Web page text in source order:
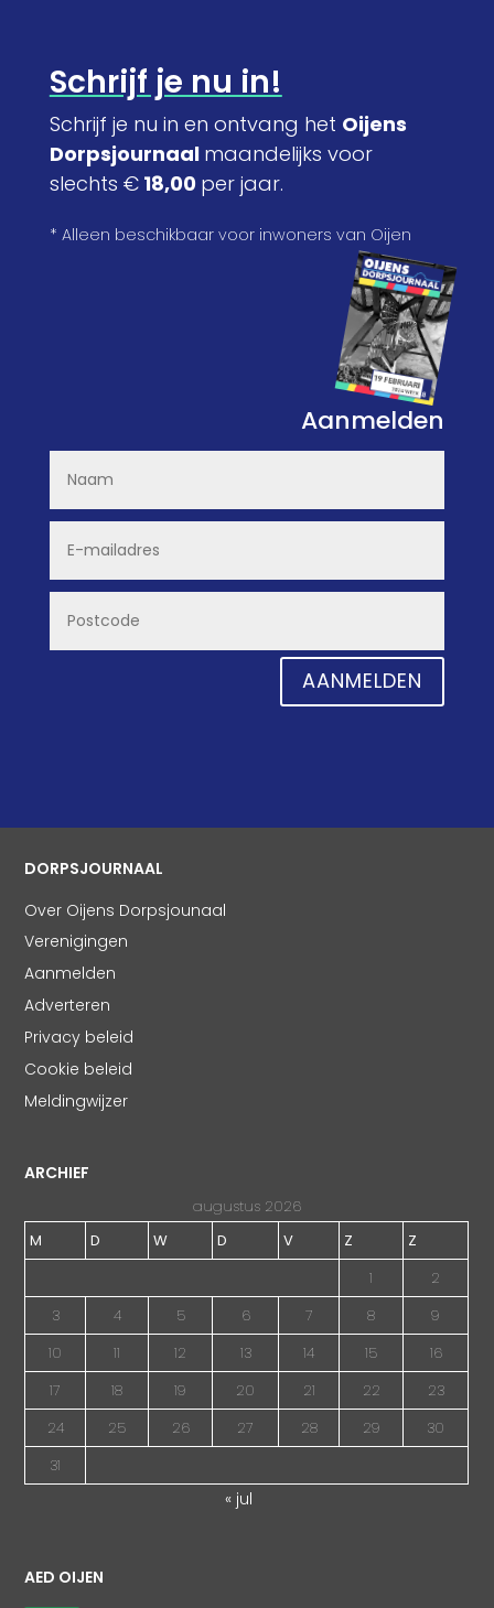
Schrijf je nu in!
Schrijf je nu in en ontvang het Oijens
Dorpsjournaal maandelijks voor
slechts €18,00 per jaar.
* Alleen beschikbaar voor inwoners van Oijen
Aanmelden
AANMELDEN
DORPSJOURNAAL
Over Oijens Dorpsjounaal
Verenigingen
Aanmelden
Adverteren
Privacy beleid
Cookie beleid
Meldingwijzer
ARCHIEF
augustus 2026
M
D W D V Z
Z
1
2
3
4 5 6 7 8
9
10
11 12 13 14 15
16
17
18 19 20 21 22
23
24
25 26 27 28 29
30
31
« jul
AED OIJEN